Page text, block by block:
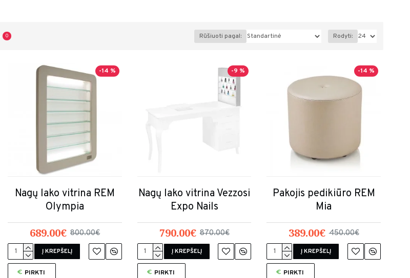
0 Rūšiuoti pagal: Rodyti:
-14 %
Nagų lako vitrina REM
Olympia
689.00€ 800.00€
Į KREPŠELĮ
PIRKTI
-9 %
Nagų lako vitrina Vezzosi
Expo Nails
790.00€ 870.00€
Į KREPŠELĮ
PIRKTI
-14 %
Pakojis pedikiūro REM
Mia
389.00€ 450.00€
Į KREPŠELĮ
PIRKTI